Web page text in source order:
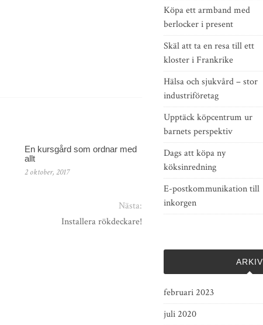
En kursgård som ordnar med
allt
2 oktober, 2017
Nästa:
Installera rökdeckare!
Köpa ett armband med
berlocker i present
Skäl att ta en resa till ett
kloster i Frankrike
Hälsa och sjukvård – stor
industriföretag
Upptäck köpcentrum ur
barnets perspektiv
Dags att köpa ny
köksinredning
E-postkommunikation till
inkorgen
ARKIV
februari 2023
juli 2020